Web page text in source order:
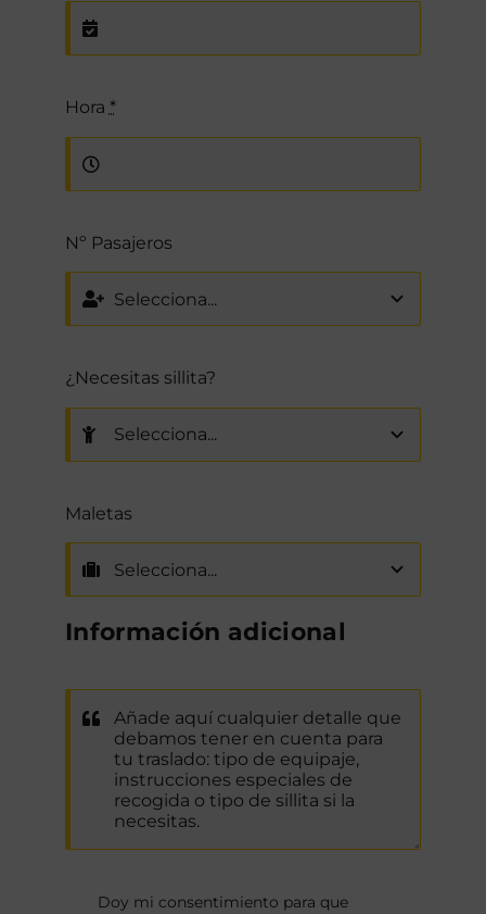
Hora *
Nº Pasajeros
¿Necesitas sillita?
Maletas
Información adicional
Doy mi consentimiento para que